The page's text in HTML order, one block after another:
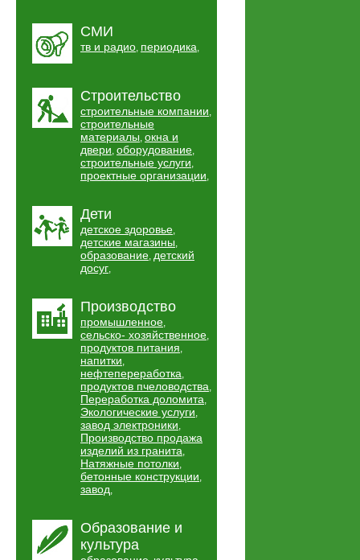
СМИ
тв и радио, периодика,
Строительство
строительные компании,
строительные
материалы, окна и
двери, оборудование,
строительные услуги,
проектные организации,
Дети
детское здоровье,
детские магазины,
образование, детский
досуг,
Производство
промышленное,
сельско- хозяйственное,
продуктов питания,
напитки,
нефтепереработка,
продуктов пчеловодства,
Переработка доломита,
Экологические услуги,
завод электроники,
Производство продажа
изделий из гранита,
Натяжные потолки,
бетонные конструкции,
завод,
Образование и
культура